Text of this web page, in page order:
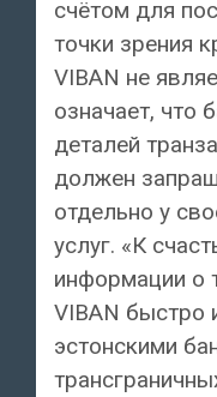
счётом для
точки зрения
VIBAN не
означает, что
деталей
должен
отдельно у
услуг. «К
информации о
VIBAN быстро
эстонскими